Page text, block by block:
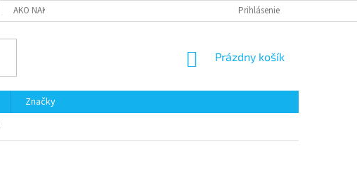
AKO NAKUPOVAŤ Prihlásenie
NÁKUPNÝ
Prázdny košík
Značky